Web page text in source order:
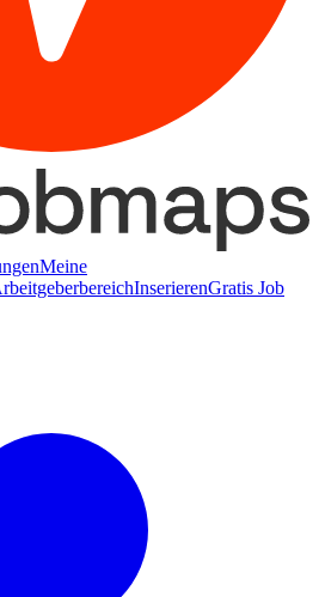
Meine
InserierenGratis Job